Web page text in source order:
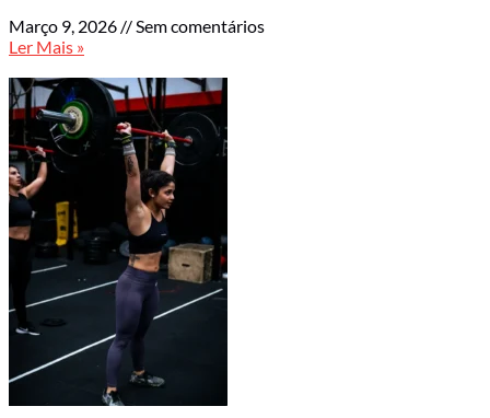
Março 9, 2026
Sem comentários
Ler Mais »